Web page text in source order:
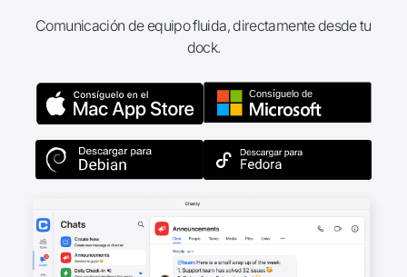
Comunicación de equipo fluida, directamente desde tu
dock.